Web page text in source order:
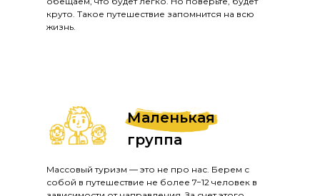
круто. Такое путешествие запомнится на всю
жизнь.
Маленькая
группа
Массовый туризм — это не про нас. Берем с
собой в путешествие не более 7−12 человек в